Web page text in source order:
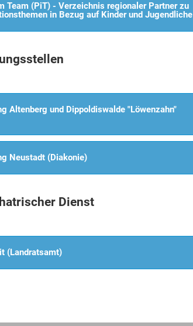
Team (PiT) - Verzeichnis regionaler Partner zu
in Bezug auf Kinder und Jugendliche
Altenberg und Dippoldiswalde "Löwenzahn"
Neustadt (Diakonie)
Dienst
(Landratsamt)